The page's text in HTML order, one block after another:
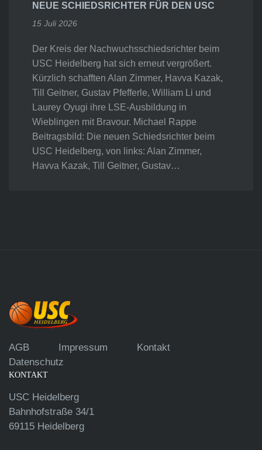
NEUE SCHIEDSRICHTER FÜR DEN USC
15 Juli 2026
Der Kreis der Nachwuchsschiedsrichter beim
USC Heidelberg hat sich erneut vergrößert.
Kürzlich schafften Alan Zimmer, Havva Kazak,
Till Geitner, Gustav Pfefferle, William Li und
Laurey Oyugi ihre LSE-Ausbildung in
Wieblingen mit Bravour. Michael Rappe
Beitragsbild: Die neuen Schiedsrichter beim
USC Heidelberg, von links: Alan Zimmer,
Havva Kazak, Till Geitner, Gustav…
AGB Impressum
Kontakt
Datenschutz
KONTAKT
USC Heidelberg
Bahnhofstraße 34/1
69115 Heidelberg